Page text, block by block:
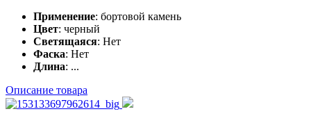
Применение: бортовой камень
Цвет: черный
Светящаяся: Нет
Фаска: Нет
Длина: ...
Описание товара